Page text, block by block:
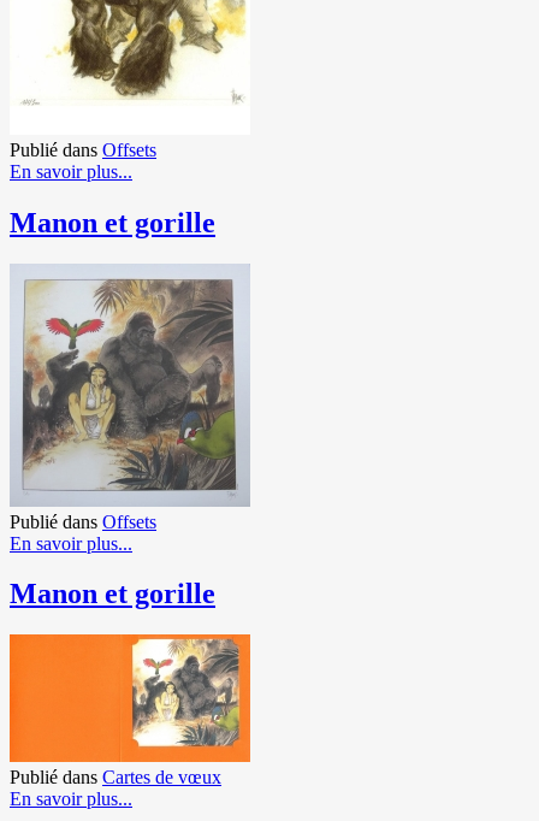
Publié dans Offsets
En savoir plus...
Manon et gorille
Publié dans Offsets
En savoir plus...
Manon et gorille
Publié dans Cartes de vœux
En savoir plus...